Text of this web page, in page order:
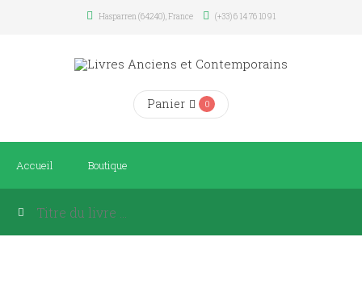
Hasparren (64240), France (+33) 6 14 76 10 91
Panier 0
Accueil Boutique